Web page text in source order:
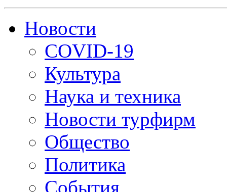
Новости
COVID-19
Культура
Наука и техника
Новости турфирм
Общество
Политика
События